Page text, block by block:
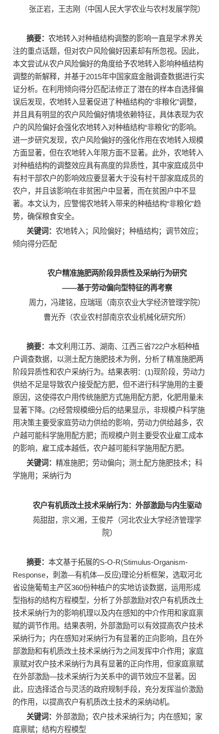
张正岩，王志刚（中国人民大学农业与农村发展学院）
摘要： 农地转入对种植结构调整的影响一直是学术界关
注的重点话题，但对农户风险偏好因素却有所忽视。因此，
本文尝试从农户风险偏好的角度给予农地转入影响种植结构
调整的新解释，并基于2015年中国家庭金融调查数据进行实
证分析。在利用倾向得分匹配法修正了潜在的样本自选择偏
误后发现，农地转入显著促进了种植结构的“非粮化”调整，
并且具有明显的农户风险偏好情境依赖特征，具体表现为农
户的风险偏好会强化农地转入对种植结构“非粮化”的影响。
进一步研究发现，农户风险偏好的强化作用在农地转入规模
方面显著，但在农地转入年限方面不显著。此外，农地转入
对种植结构的调整效应具有高度的异质性，其中家庭成员中
有村干部农户的影响效应要显著大于没有村干部家庭成员的
农户，并且该影响在非贫困户中显著，而在贫困户中不显
著。本文认为，应警惕农地转入带来的种植结构“非粮化”趋
势，确保粮食安全。
关键词： 农地转入；风险偏好；种植结构；调节效应；
倾向得分匹配
农户精准施肥两阶段异质性及采纳行为研究
——基于劳动偏向型特征的再考察
周力，冯建铭，应瑞瑶（南京农业大学经济管理学院）
曹光乔（农业农村部南京农业机械化研究所）
摘要： 本文利用江苏、湖南、江西三省722户水稻种植
户调查数据，以测土配方施肥技术为例，分析了精准施肥两
阶段异质性和农户采纳行为。结果表明：(1)现阶段，劳动力
供给不足是导致农户接受配方肥，但不进行科学施用的主要
原因，这使得农户用传统施肥方式施用配方肥，化肥用量未
显著下降。(2)经营规模细分后的结果显示，非规模户科学施
用决策主要受家庭劳动力供给的影响，劳动力供给越多，农
户越可能科学施用配方肥；而规模户则主要受农业雇工成本
的影响，雇工成本越低，农户越可能科学施用配方肥。
关键词： 精准施肥；劳动偏向；测土配方施肥技术；科
学施用；采纳行为
农户有机质改土技术采纳行为：外部激励与内生驱动
苑甜甜，宗义湘，王俊芹（河北农业大学经济管理学
院）
摘要： 本文基于拓展的S-O-R(Stimulus-Organism-
Response，刺激—有机体—反应)理论分析框架，选取河北
省设施葡萄主产区360份种植户的实地访谈数据，运用形成
型指标的结构方程模型，分析了外部激励对农户有机质改土
技术采纳行为的影响机理以及内在感知的中介作用和家庭禀
赋的调节作用。结果表明，外部激励可以有效提高农户技术
采纳行为；内在感知对采纳行为有显著的正向影响，且在外
部激励和有机质改土技术采纳行为之间发挥中介作用；家庭
禀赋对农户技术采纳行为具有显著的正向作用，但家庭禀赋
在外部激励—技术采纳行为关系中的调节效应不显著。因
此，应选择适合与灵活的政府规制手段，充分发挥溢价激励
的作用，以提高农户有机质改土技术的采纳动机。
关键词： 外部激励；农户技术采纳行为；内在感知；家
庭禀赋；结构方程模型